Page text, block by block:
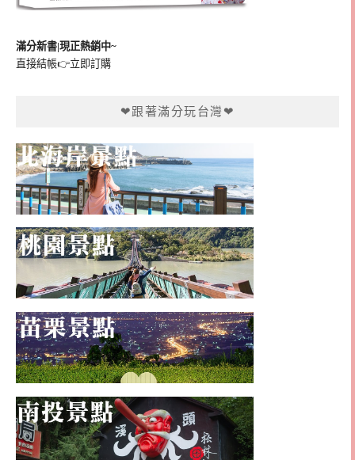
滿分新書|現正熱銷中~
直接結帳👉立即訂購
❤跟著滿分玩台灣❤